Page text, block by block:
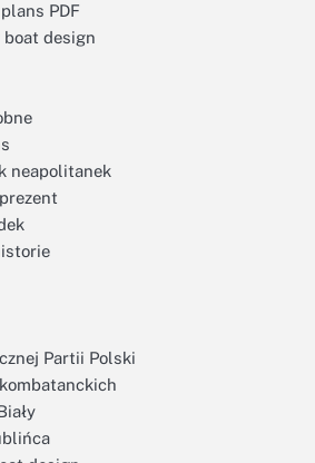
PDF
design
neapolitanek
Partii Polski